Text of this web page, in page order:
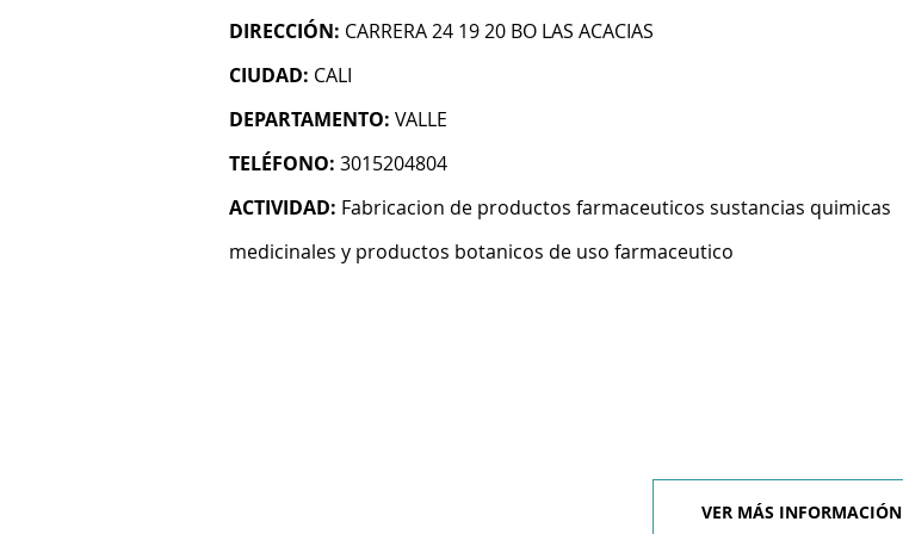
DIRECCIÓN: CARRERA 24 19 20 BO LAS ACACIAS
CIUDAD: CALI
DEPARTAMENTO: VALLE
TELÉFONO: 3015204804
ACTIVIDAD: Fabricacion de productos farmaceuticos sustancias quimicas
medicinales y productos botanicos de uso farmaceutico
VER MÁS INFORMACIÓN